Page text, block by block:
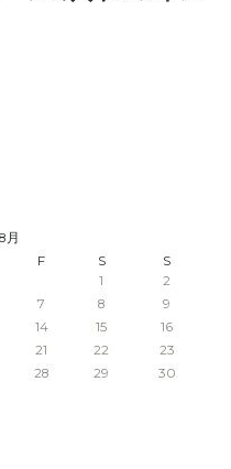
月
F S S
1
2
7 8
9
14 15
16
21 22
23
28 29
30